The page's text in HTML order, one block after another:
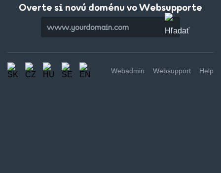
Overte si novú doménu vo Websupporte
Webadmin Websupport Help